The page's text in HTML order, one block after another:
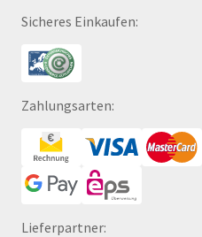
Sicheres Einkaufen:
Zahlungsarten:
Lieferpartner: